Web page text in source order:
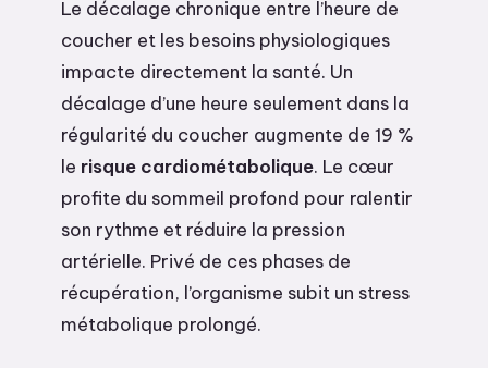
Le décalage chronique entre l’heure de
coucher et les besoins physiologiques
impacte directement la santé. Un
décalage d’une heure seulement dans la
régularité du coucher augmente de 19 %
le risque cardiométabolique. Le cœur
profite du sommeil profond pour ralentir
son rythme et réduire la pression
artérielle. Privé de ces phases de
récupération, l’organisme subit un stress
métabolique prolongé.